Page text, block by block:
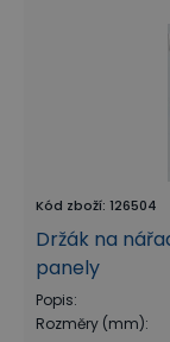
Kód zboží: 126504
Držák na
panely
Popis:
Rozměry (mm):